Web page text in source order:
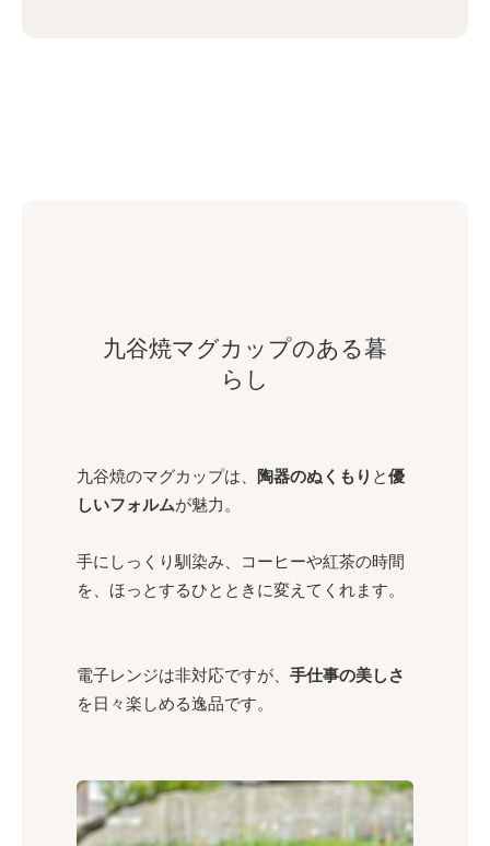
九谷焼マグカップのある暮
らし
九谷焼のマグカップは、 陶器のぬくもり と優
しいフォルムが魅力。
手にしっくり馴染み、コーヒーや紅茶の時間
を、ほっとするひとときに変えてくれます。
電子レンジは非対応ですが、 手仕事の美しさ
を日々楽しめる逸品です。